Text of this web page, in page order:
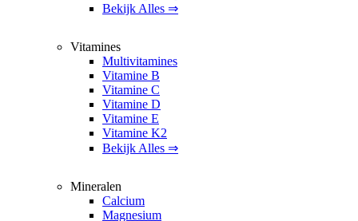
Bekijk Alles ⇒
Vitamines
Multivitamines
Vitamine B
Vitamine C
Vitamine D
Vitamine E
Vitamine K2
Bekijk Alles ⇒
Mineralen
Calcium
Magnesium